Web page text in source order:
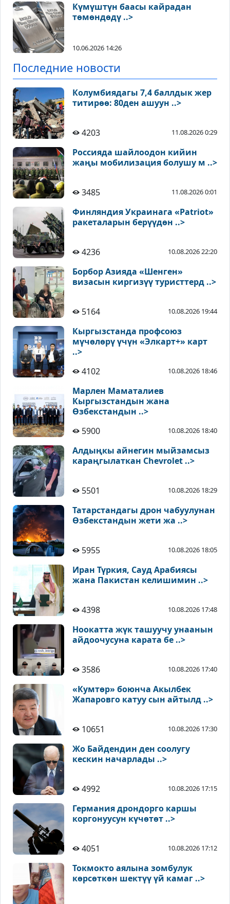
Күмүштүн баасы кайрадан
төмөндөдү ..>
10.06.2026 14:26
Последние новости
Колумбиядагы 7,4 баллдык жер
титирөө: 80ден ашуун ..>
4203 11.08.2026 0:29
Россияда шайлоодон кийин
жаңы мобилизация болушу м ..>
3485 11.08.2026 0:01
Финляндия Украинага «Patriot»
ракеталарын берүүдөн ..>
4236 10.08.2026 22:20
Борбор Азияда «Шенген»
визасын киргизүү туристтерд ..>
5164 10.08.2026 19:44
Кыргызстанда профсоюз
мүчөлөрү үчүн «Элкарт+» карт
..>
4102
10.08.2026 18:46
Марлен Маматалиев
Кыргызстандын жана
Өзбекстандын ..>
5900
10.08.2026 18:40
Алдыңкы айнегин мыйзамсыз
караңгылаткан Chevrolet ..>
5501 10.08.2026 18:29
Татарстандагы дрон чабуулунан
Өзбекстандын жети жа ..>
5955 10.08.2026 18:05
Иран Түркия, Сауд Арабиясы
жана Пакистан келишимин ..>
4398 10.08.2026 17:48
Ноокатта жүк ташуучу унаанын
айдоочусуна карата бе ..>
3586 10.08.2026 17:40
«Кумтөр» боюнча Акылбек
Жапаровго катуу сын айтылд ..>
10651 10.08.2026 17:30
Жо Байдендин ден соолугу
кескин начарлады ..>
4992 10.08.2026 17:15
Германия дрондорго каршы
коргонуусун күчөтөт ..>
4051 10.08.2026 17:12
Токмокто аялына зомбулук
көрсөткөн шектүү үй камаг ..>